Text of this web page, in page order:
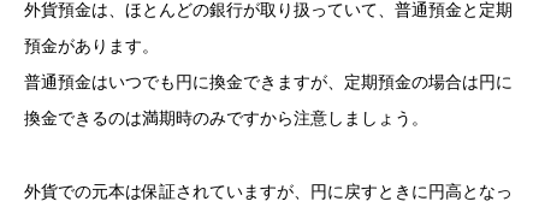
外貨預金は、ほとんどの銀行が取り扱っていて、普通預金と定期
預金があります。
普通預金はいつでも円に換金できますが、定期預金の場合は円に
換金できるのは満期時のみですから注意しましょう。
外貨での元本は保証されていますが、円に戻すときに円高となっ